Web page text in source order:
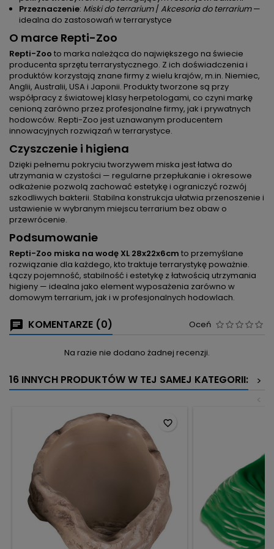
Przeznaczenie: Miski do terrarium/ Akcesoria do terrarium—
idealna do zastosowań w terrarystyce
O marce Repti-Zoo
Repti-Zoo to marka należąca do największego na świecie
producenta sprzętu terrarystycznego. Z ich doświadczenia i
produktów korzystają znane firmy z wielu krajów, m.in. Niemiec,
Anglii, Australii, USA i Japonii. Produkty tworzone są przy
współpracy z światowej klasy herpetologami, co czyni markę
cenioną zarówno przez profesjonalne firmy, jak i prywatnych
hodowców. Repti-Zoo jest uznawanym producentem
innowacyjnych rozwiązań w terrarystyce.
Czyszczenie i higiena
Dzięki pełnemu pokryciu tworzywem miska jest łatwa do
utrzymania w czystości — regularne przepłukanie i okresowe
odkażenie pozwolą zachować estetykę i ograniczyć rozwój
szkodliwych bakterii. Stabilna konstrukcja ułatwia przenoszenie i
ustawienie w wybranym miejscu terrarium bez obaw o
przewrócenie.
Podsumowanie
Repti-Zoo miska na wodę XL 28x22x6cm to przemyślane
rozwiązanie dla każdego, kto traktuje terrarystykę poważnie.
Łączy pojemność, stabilność i estetykę z łatwością utrzymania
higieny — idealna jako element wyposażenia zarówno w
domowym terrarium, jak i w profesjonalnych hodowlach.
KOMENTARZE (0) Oceń
Na razie nie dodano żadnej recenzji.
16 INNYCH PRODUKTÓW W TEJ SAMEJ KATEGORII:
>
<
favorite_border